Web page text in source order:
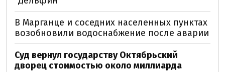
В Марганце и соседних населенных пунктах
возобновили водоснабжение после аварии
Суд вернул государству Октябрьский
дворец стоимостью около миллиарда